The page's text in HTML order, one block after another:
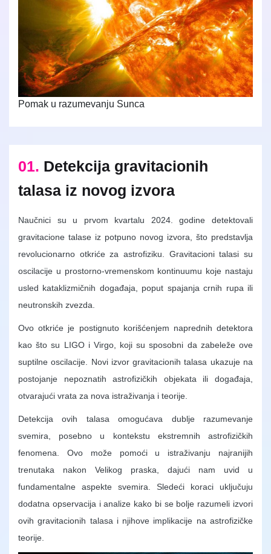
Pomak u razumevanju Sunca
01. Detekcija gravitacionih
talasa iz novog izvora
Naučnici su u prvom kvartalu 2024. godine detektovali
gravitacione talase iz potpuno novog izvora, što predstavlja
revolucionarno otkriće za astrofiziku. Gravitacioni talasi su
oscilacije u prostorno-vremenskom kontinuumu koje nastaju
usled kataklizmičnih događaja, poput spajanja crnih rupa ili
neutronskih zvezda.
Ovo otkriće je postignuto korišćenjem naprednih detektora
kao što su LIGO i Virgo, koji su sposobni da zabeleže ove
suptilne oscilacije. Novi izvor gravitacionih talasa ukazuje na
postojanje nepoznatih astrofizičkih objekata ili događaja,
otvarajući vrata za nova istraživanja i teorije.
Detekcija ovih talasa omogućava dublje razumevanje
svemira, posebno u kontekstu ekstremnih astrofizičkih
fenomena. Ovo može pomoći u istraživanju najranijih
trenutaka nakon Velikog praska, dajući nam uvid u
fundamentalne aspekte svemira. Sledeći koraci uključuju
dodatna opservacija i analize kako bi se bolje razumeli izvori
ovih gravitacionih talasa i njihove implikacije na astrofizičke
teorije.